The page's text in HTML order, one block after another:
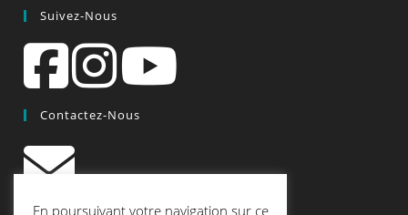
Suivez-Nous
Contactez-Nous
contact@quiscrap.fr
En poursuivant votre navigation sur ce